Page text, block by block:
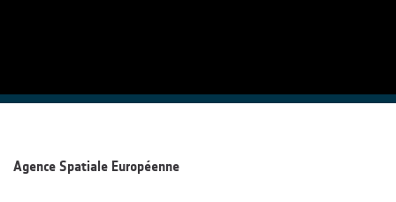
Agence Spatiale Européenne